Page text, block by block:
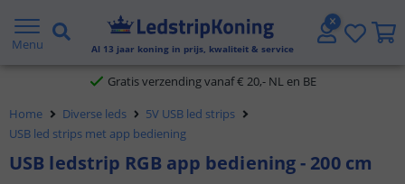
Menu Al 13 jaar koning in prijs, kwaliteit & service
5 jaar garantie
Gratis verzending vanaf € 20,- NL en BE
Klantbeoordeling 9.1
Voor 23:45 uur besteld,morgen in huis
Home Diverse leds
5V USB led strips
USB led strips met app bediening
USB ledstrip RGB app bediening - 200 cm